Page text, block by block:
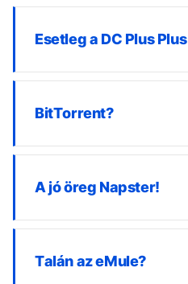
Esetleg a DC Plus Plus
BitTorrent?
A jó öreg Napster!
Talán az eMule?